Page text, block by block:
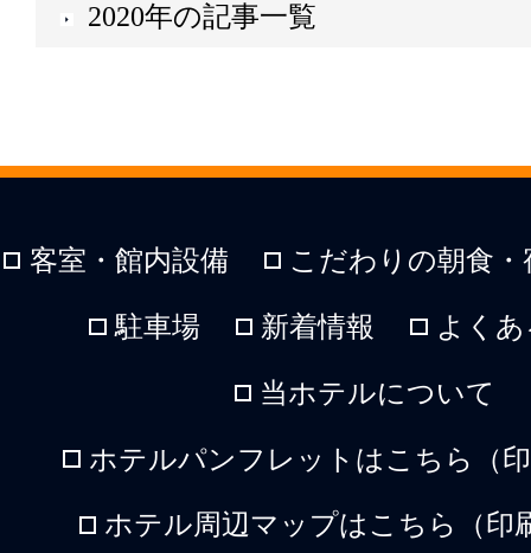
2020年の記事一覧
客室・館内設備 こだわりの朝食
駐車場 新着情報 よく
当ホテルについて
ホテルパンフレットはこちら（
ホテル周辺マップはこちら（印